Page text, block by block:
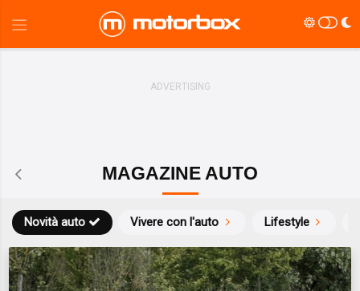
MAGAZINE AUTO
Novità auto Vivere con l'auto Lifestyle